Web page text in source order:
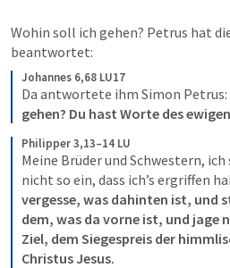
Wohin soll ich gehen? Petrus hat
beantwortet:
Johannes 6,68 LU17
Da antwortete ihm Simon Petrus:
gehen? Du hast Worte des
Philipper 3,13–14 LU
Meine Brüder und Schwestern,
nicht so ein, dass ich’s ergriffen
vergesse, was dahinten ist, und
dem, was da vorne ist, und jage
Ziel, dem Siegespreis der
Christus Jesus.